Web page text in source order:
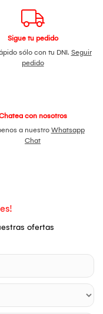
Sigue tu pedido
sólo con tu DNI. Seguir
pedido
con nosotros
a nuestro Whatsapp
Chat
ofertas